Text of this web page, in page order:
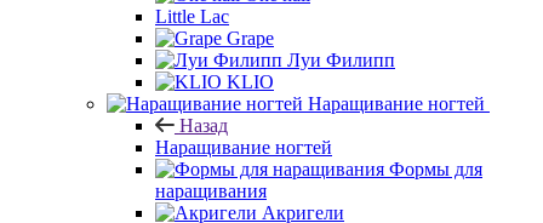
Little Lac
Grape
Луи Филипп
KLIO
Наращивание ногтей
Назад
Наращивание ногтей
Формы для
наращивания
Акригели